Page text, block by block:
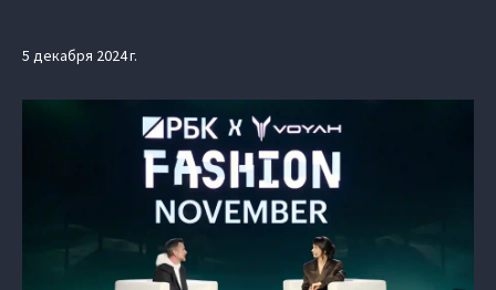
5 декабря 2024 г.